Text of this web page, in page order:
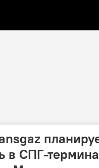
в СПГ-